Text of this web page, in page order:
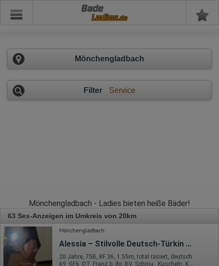
Bade
Mönchengladbach
Filter Service
Mönchengladbach - Ladies bieten heiße Bäder!
63 Sex-Anzeigen im Umkreis von 20km
Mönchengladbach
Alessia – Stilvolle Deutsch-Türkin mit Niveau
20 Jahre, 75B, KF 36, 1.55m, total rasiert, deutsch
69, GF6, DT, Franz b. Ihr, BV, Schmu., Kuscheln, Körperküs.